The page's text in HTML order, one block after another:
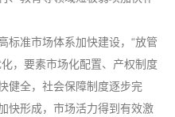
标准市场体系加快建设，“放管
，要素市场化配置、产权制度
健全，社会保障制度逐步完
快形成，市场活力得到有效激